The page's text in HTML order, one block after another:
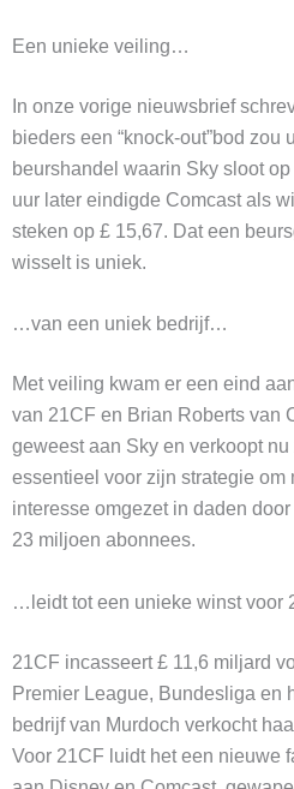
Een unieke veiling…
In onze vorige nieuwsbrief
bieders een “knock-out”bod
beurshandel waarin Sky sloot
uur later eindigde Comcast als
steken op £ 15,67. Dat een
wisselt is uniek.
…van een uniek bedrijf…
Met veiling kwam er een eind
van 21CF en Brian Roberts van
geweest aan Sky en verkoopt
essentieel voor zijn strategie om
interesse omgezet in daden
23 miljoen abonnees.
…leidt tot een unieke winst voor
21CF incasseert £ 11,6 miljard
Premier League, Bundesliga en
bedrijf van Murdoch verkocht
Voor 21CF luidt het een nieuwe